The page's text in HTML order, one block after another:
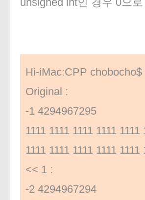
Hi-iMac:CPP chobocho$
Original :
-1 4294967295
1111 1111 1111 1111 1111
1111 1111 1111 1111 1111
<< 1 :
-2 4294967294